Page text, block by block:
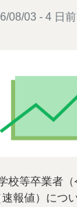
08/03 - 4 日
校等卒業者
報値）につ